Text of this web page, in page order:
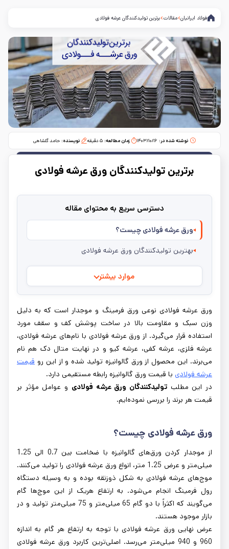
فولاد ایرانیان مقالات برترین تولیدکنندگان عرشه فولادی
نوشته شده در: ۱۴۰۳/۱۰/۱۶ زمان مطالعه:‌ ۵ دقیقه نویسنده: حامد گلشاهی
برترین تولیدکنندگان ورق عرشه فولادی
دسترسی سریع به محتوای مقاله
ورق عرشه فولادی چیست؟
بهترین تولیدکنندگان ورق عرشه فولادی
موارد بیشتر
ورق عرشه فولادی نوعی ورق فرمینگ و موجدار است که به دلیل
وزن سبک و مقاومت بالا در ساخت پوشش کف و سقف مورد
استفاده قرار می‌گیرد. از ورق عرشه فولادی با نام‌های عرشه فولادی،
عرشه فلزی، عرشه کفی، عرشه کیو و در نهایت متال دک هم نام
می‌برند. این محصول از ورق گالوانیزه تولید شده و از این رو قیمت
عرشه فولادی با قیمت ورق گالوانیزه رابطه مستقیمی دارد.
در این مطلبتولیدکنندگان ورق عرشه فولادی و عوامل مؤثر بر
قیمت هر برند را بررسی نموده‌ایم.
ورق عرشه فولادی چیست؟
از موجدار کردن ورق‌های گالوانیزه با ضخامت بین 0.7 الی 1.25
میلی‌متر و عرض 1.25 متر، انواع ورق عرشه فولادی را تولید می‌کنند.
موج‌های عرشه فولادی به شکل ذوزنقه بوده و به وسیله دستگاه
رول فرمینگ انجام می‌شود. به ارتفاع هریک از این موج‌ها گام
می‌گویند که اکثراً با دو گام 65 میلی‌متر و 75 میلی‌متر تولید و در
بازار موجود هستند.
عرض نهایی ورق عرشه فولادی با توجه به ارتفاع هر گام به اندازه
960 و 940 میلی‌متر می‌رسد. اصلی‌ترین کاربرد ورق عرشه فولادی